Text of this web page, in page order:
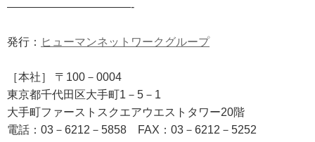
———————————-
発行： ヒューマンネットワークグループ
［本社］ 〒100－0004
東京都千代田区大手町1－5－1
大手町ファーストスクエアウエストタワー20階
電話：03－6212－5858
FAX ：03－6212－5252